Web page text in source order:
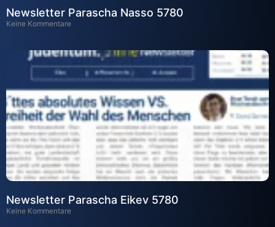
Newsletter Parascha Nasso 5780
Keine Kommentare
Newsletter Parascha Eikev 5780
Keine Kommentare